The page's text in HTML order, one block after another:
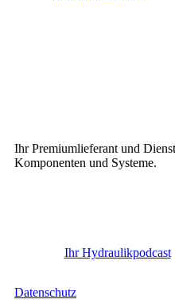
Ihr Premiumlieferant und
Komponenten und Systeme.
Ihr Hydraulikpodcast
Datenschutz